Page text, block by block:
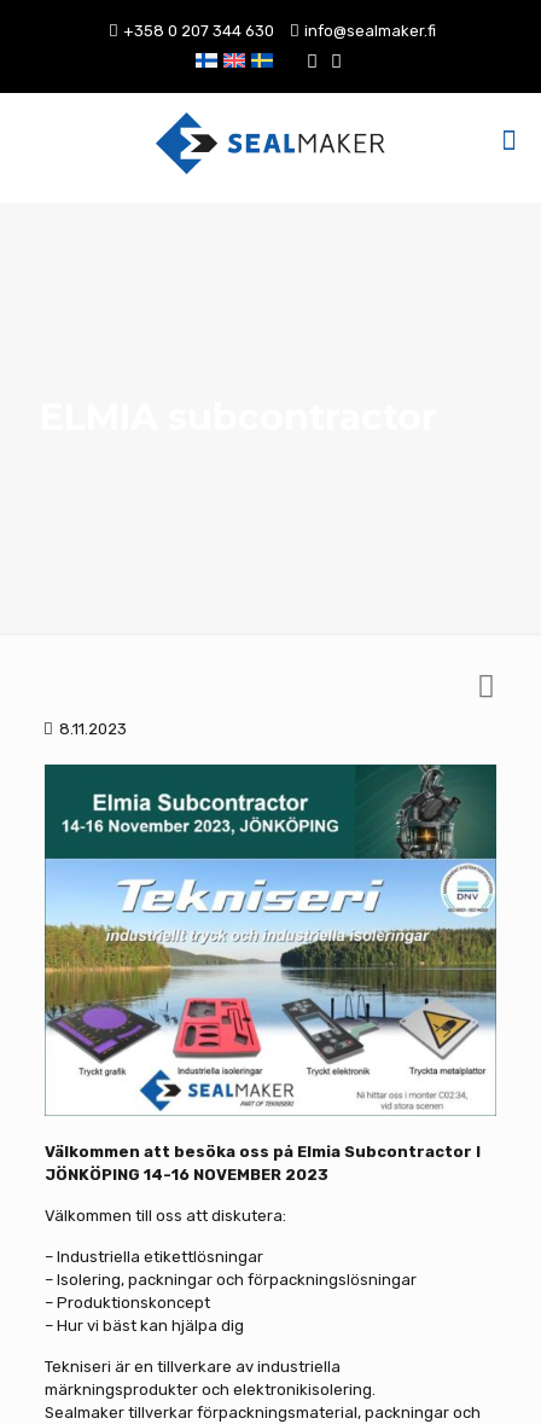
+358 0 207 344 630 info@sealmaker.fi
8.11.2023
Välkommen att besöka oss på Elmia Subcontractor I
JÖNKÖPING 14-16 NOVEMBER 2023
Välkommen till oss att diskutera:
– Industriella etikettlösningar
– Isolering, packningar och förpackningslösningar
– Produktionskoncept
– Hur vi bäst kan hjälpa dig
Tekniseri är en tillverkare av industriella
märkningsprodukter och elektronikisolering.
Sealmaker tillverkar förpackningsmaterial, packningar och